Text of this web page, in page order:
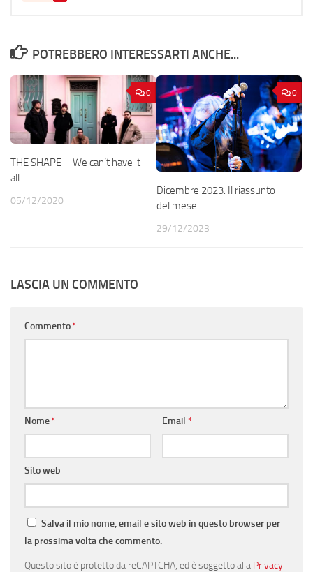
POTREBBERO INTERESSARTI ANCHE...
0
THE SHAPE – We can’t have it
all
05/12/2020
0
Dicembre 2023. Il riassunto
del mese
29/12/2023
LASCIA UN COMMENTO
Commento*
Nome* Email *
Sito web
Salva il mio nome, email e sito web in questo browser per
la prossima volta che commento.
Questo sito è protetto da reCAPTCHA, ed è soggetto alla Privacy